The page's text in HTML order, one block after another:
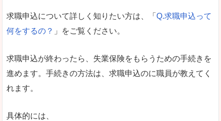
求職申込について詳しく知りたい方は、「 Q.求職申込って
何をするの？ 」をご覧ください。
求職申込が終わったら、失業保険をもらうための手続きを
進めます。手続きの方法は、求職申込のに職員が教えてく
れます。
具体的には、